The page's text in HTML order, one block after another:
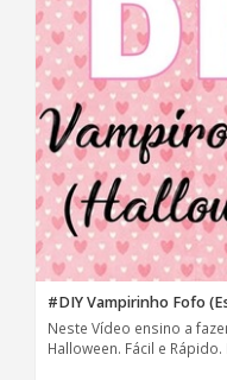
#DIY Vampirinho Fofo
Neste Vídeo ensino a
Halloween. Fácil e Rápido.